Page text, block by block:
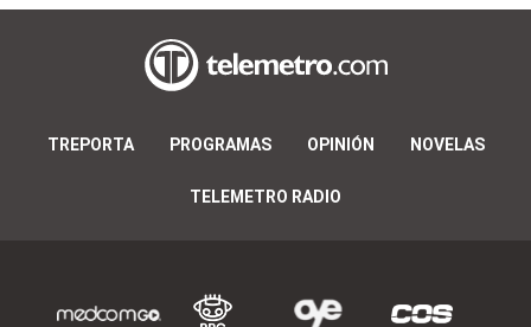
TREPORTA PROGRAMAS OPINIÓN NOVELAS
TELEMETRO RADIO